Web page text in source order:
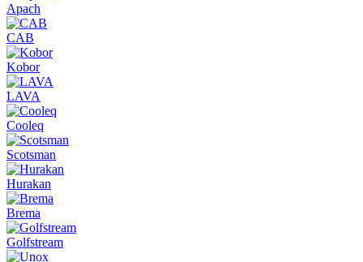
Apach
CAB
Kobor
LAVA
Cooleq
Scotsman
Hurakan
Brema
Golfstream